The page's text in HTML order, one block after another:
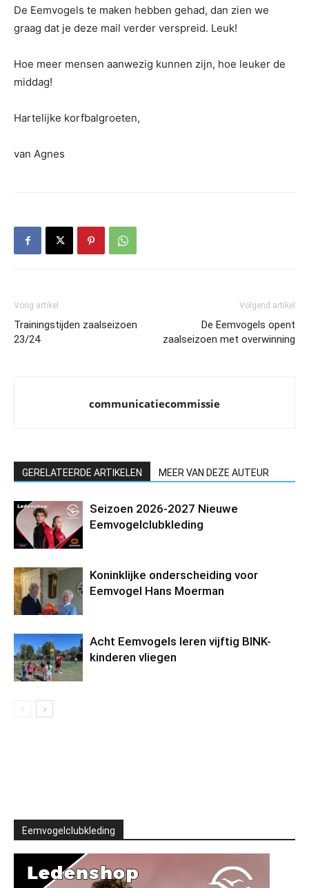
De Eemvogels te maken hebben gehad, dan zien we
graag dat je deze mail verder verspreid. Leuk!
Hoe meer mensen aanwezig kunnen zijn, hoe leuker de
middag!
Hartelijke korfbalgroeten,
van Agnes
Vorig artikel
Trainingstijden zaalseizoen
23/24
Volgend artikel
De Eemvogels opent
zaalseizoen met overwinning
communicatiecommissie
GERELATEERDE ARTIKELEN MEER VAN DEZE AUTEUR
Seizoen 2026-2027 Nieuwe
Eemvogelclubkleding
Koninklijke onderscheiding voor
Eemvogel Hans Moerman
Acht Eemvogels leren vijftig BINK-
kinderen vliegen
Eemvogelclubkleding